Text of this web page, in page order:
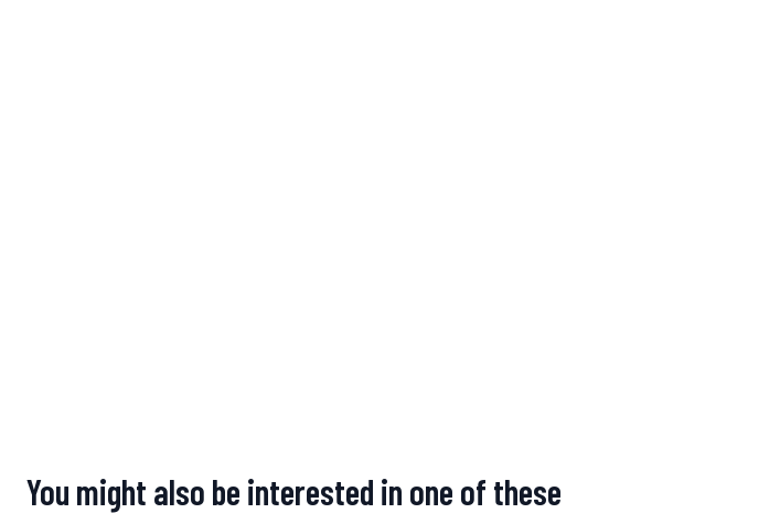
You might also be interested in one of these